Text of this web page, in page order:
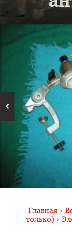
Главная ›
только) ›